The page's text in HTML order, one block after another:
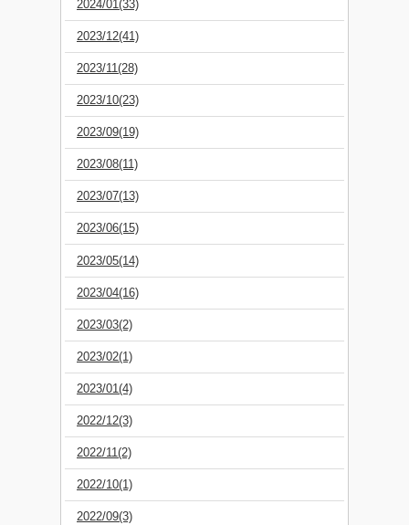
2024/01(33)
2023/12(41)
2023/11(28)
2023/10(23)
2023/09(19)
2023/08(11)
2023/07(13)
2023/06(15)
2023/05(14)
2023/04(16)
2023/03(2)
2023/02(1)
2023/01(4)
2022/12(3)
2022/11(2)
2022/10(1)
2022/09(3)